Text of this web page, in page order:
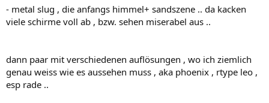
- metal slug , die anfangs himmel+ sandszene .. da kacken
viele schirme voll ab , bzw. sehen miserabel aus ..
dann paar mit verschiedenen auflösungen , wo ich ziemlich
genau weiss wie es aussehen muss , aka phoenix , rtype leo ,
esp rade ..